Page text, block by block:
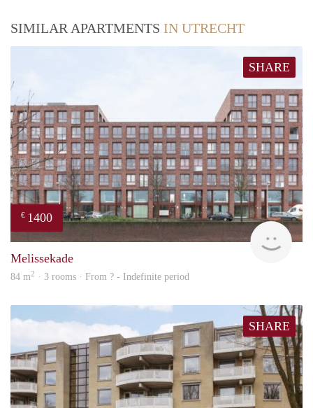
SIMILAR APARTMENTS IN UTRECHT
SHARE
€ 1400
Melissekade
84 m2 · 3 rooms · From ? - Indefinite period
SHARE